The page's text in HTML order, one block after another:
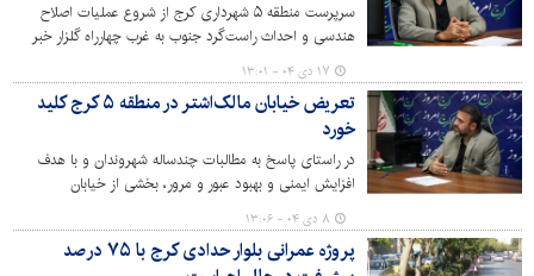
سرپرست منطقه ۵ شهرداری کرج از شروع عملیات اصلاح
هندسی و احداث راست‌گرد جنوب به غرب چهارراه گلزار خبر
داد که با هدف کاهش بار ترافیکی و افزایش ایمنی در این
محدوده اجرایی می‌شود.
۱۷ دی ۰۴ - ۱۳:۰۱
تعریض خیابان مالک‌اشتر در منطقه ۵ کرج کلید
خورد
در راستای پاسخ به مطالبات چندساله شهروندان و با هدف
افزایش ایمنی و بهبود عبور و مرور، بخشی از خیابان
مالک‌اشتر در محله حصارک پایین با اجرای تخریب در مسیر
تعریض و ایمن‌سازی قرار گرفت.
۸ دی ۰۴ - ۱۳:۰۶
پروژه عمرانی بلوار حدادی کرج با ۷۵ درصد